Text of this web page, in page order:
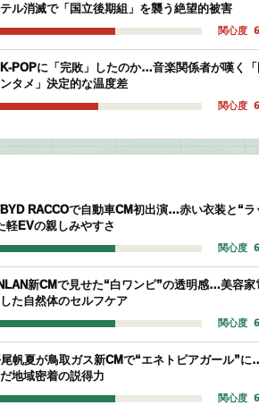
ル消滅で「国立後期組」を襲う絶望的被害
関心度
POPに「完敗」したのか…音楽関係者が嘆く
タメ」決定的な温度差
関心度
RACCOで自動車CM初出演…赤い衣装と“ラ
軽EVの親しみやすさ
関心度
新CMで見せた“白ワンピ”の透明感…美容家
た自然体のセルフケア
関心度
尾帆夏が鳥取ガス新CMで“エネトピアガール”に
地域密着の説得力
関心度